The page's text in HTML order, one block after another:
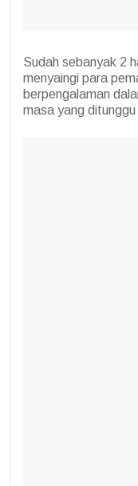
Sudah sebanyak 2
menyaingi para
berpengalaman
masa yang